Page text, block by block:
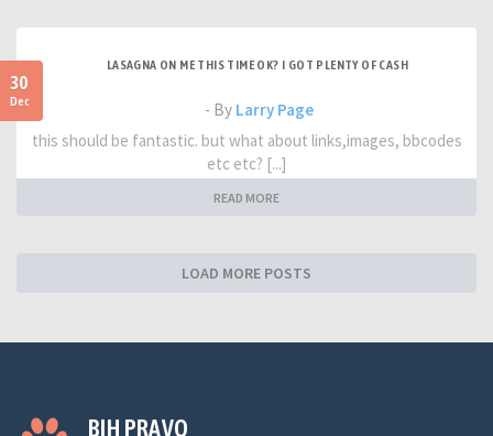
30
Dec
LASAGNA ON ME THIS TIME OK? I GOT PLENTY OF CASH
- By Larry Page
this should be fantastic. but what about links,images, bbcodes
etc etc? [...]
READ MORE
LOAD MORE POSTS
BIH PRAVO